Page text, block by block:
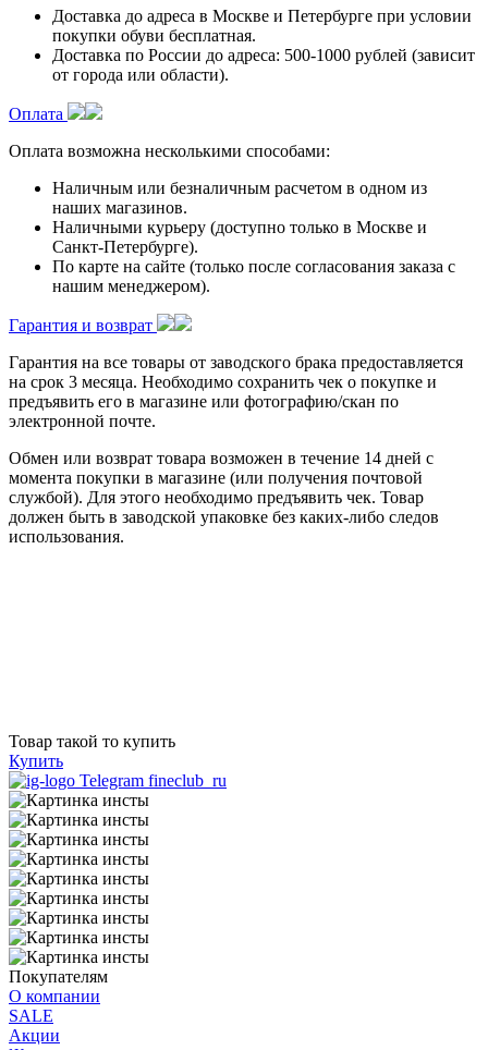
Доставка до адреса в Москве и Петербурге при условии
покупки обуви бесплатная.
Доставка по России до адреса: 500-1000 рублей (зависит
от города или области).
Оплата
Оплата возможна несколькими способами:
Наличным или безналичным расчетом в одном из
наших магазинов.
Наличными курьеру (доступно только в Москве и
Санкт-Петербурге).
По карте на сайте (только после согласования заказа с
нашим менеджером).
Гарантия и возврат
Гарантия на все товары от заводского брака предоставляется
на срок 3 месяца. Необходимо сохранить чек о покупке и
предъявить его в магазине или фотографию/скан по
электронной почте.
Обмен или возврат товара возможен в течение 14 дней с
момента покупки в магазине (или получения почтовой
службой). Для этого необходимо предъявить чек. Товар
должен быть в заводской упаковке без каких-либо следов
использования.
Товар такой то купить
Купить
Telegram fineclub_ru
Покупателям
О компании
SALE
Акции